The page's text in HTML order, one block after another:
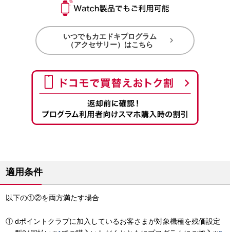
いつでもカエドキプログラム
（アクセサリー）はこちら

適用条件
以下の①②を両方満たす場合
dポイントクラブに加入しているお客さまが対象機種を残価設定